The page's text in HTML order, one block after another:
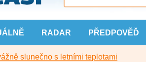
RADAR PŘEDPOVĚĎ
slunečno s letními teplotami